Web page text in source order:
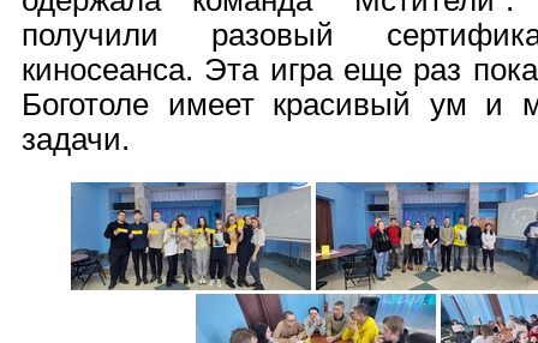
получили разовый
киносеанса. Эта игра еще раз
Боготоле имеет красивый ум и
задачи.